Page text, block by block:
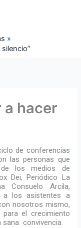
a hacer
de conferencias
las personas que
de los medios de
Dei, Periódico La
Consuelo Arcila,
a los asistentes a
nosotros mismo,
para el crecimiento
sana convivencia.